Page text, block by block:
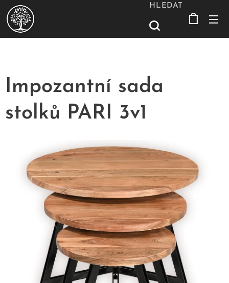
HLEDAT
Impozantní sada
stolků PARI 3v1